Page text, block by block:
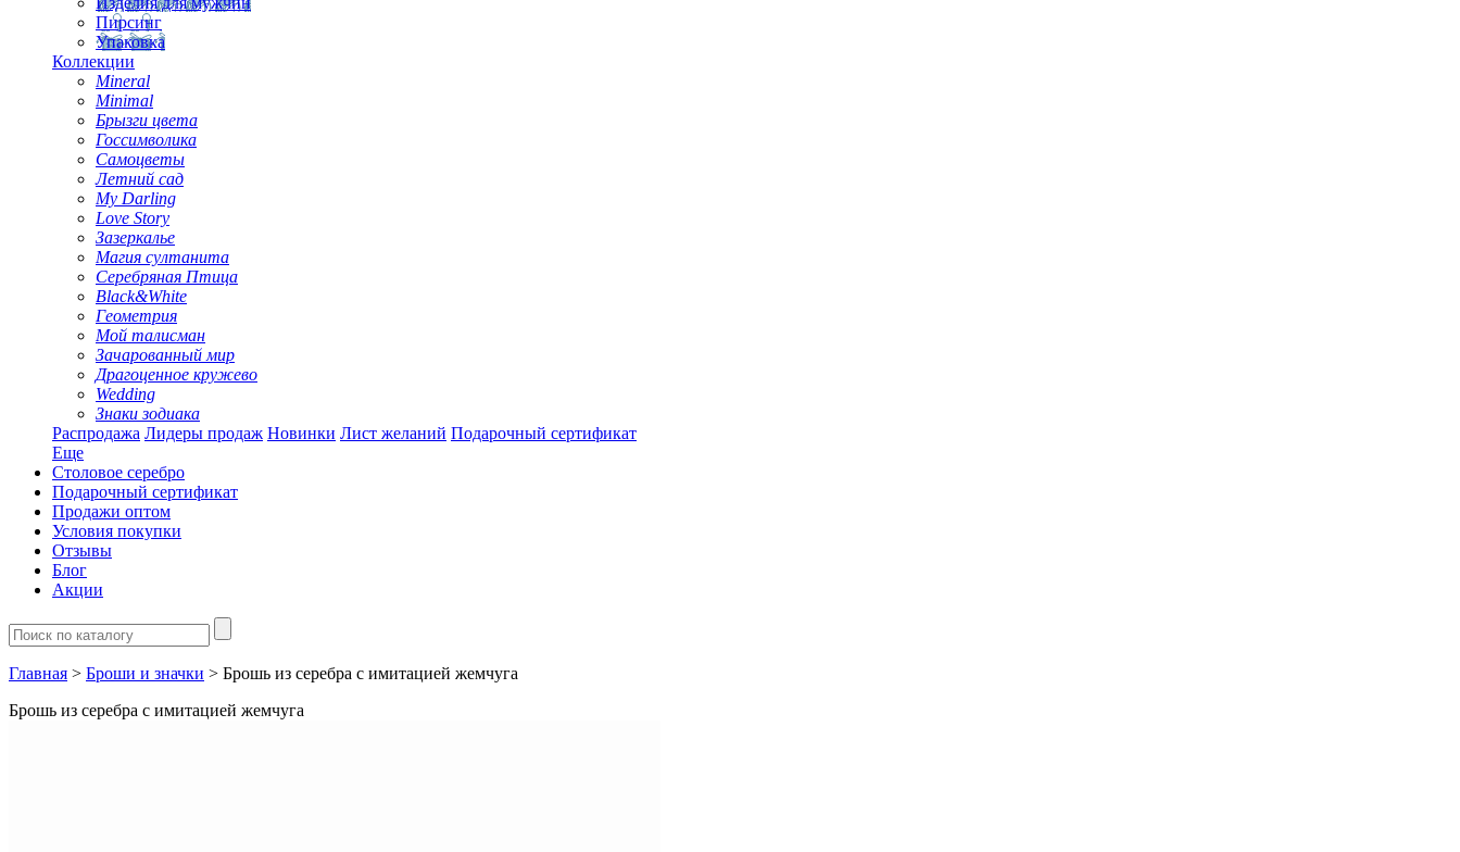
Пирсинг
Упаковка
Коллекции
Mineral
Minimal
Брызги цвета
Госсимволика
Самоцветы
Летний сад
My Darling
Love Story
Зазеркалье
Магия султанита
Серебряная Птица
Black&White
Геометрия
Мой талисман
Зачарованный мир
Драгоценное кружево
Wedding
Знаки зодиака
Распродажа Лидеры продаж Новинки Лист желаний Подарочный сертификат
Еще
Столовое серебро
Подарочный сертификат
Продажи оптом
Условия покупки
Отзывы
Блог
Акции
Главная > Броши и значки > Брошь из серебра с имитацией жемчуга
Брошь из серебра с имитацией жемчуга